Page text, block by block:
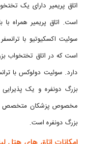
اتاق پریمیر دارای یک
است. اتاق پریمیر همراه
سوئیت اکسکیوتیو با
است که در اتاق تختخواب
دارد. سوئیت دولوکس با
بزرگ دونفره و یک
مخصوص پزشکان متخصص با
بزرگ دونفره است.